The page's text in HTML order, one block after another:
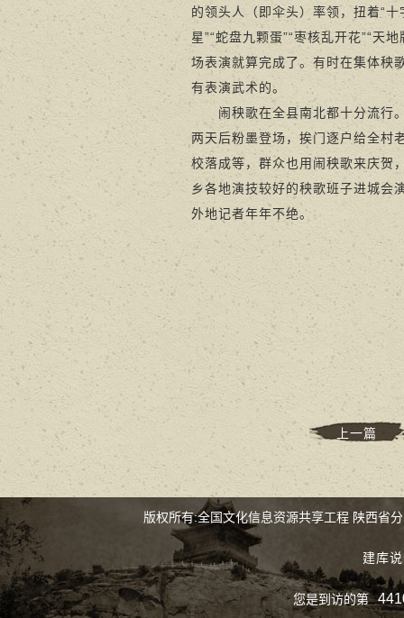
的领头人（即伞头）率领，扭着“十
星”“蛇盘九颗蛋”“枣核乱开花”“天
场表演就算完成了。有时在集体秧
有表演武术的。
闹秧歌在全县南北都十分流行。
两天后粉墨登场，挨门逐户给全村
校落成等，群众也用闹秧歌来庆贺
乡各地演技较好的秧歌班子进城会
外地记者年年不绝。
上一篇
版权所有:全国文化信息资源共享工程 陕西省
建库
您是到访的第